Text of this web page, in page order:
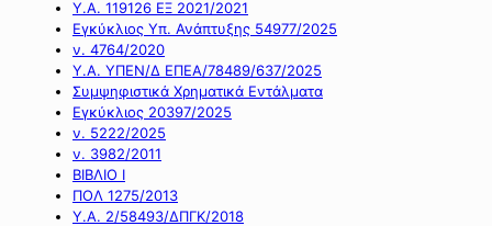
Υ.Α. 119126 ΕΞ 2021/2021
Εγκύκλιος Υπ. Ανάπτυξης 54977/2025
ν. 4764/2020
Υ.Α. ΥΠΕΝ/Δ ΕΠΕΑ/78489/637/2025
Συμψηφιστικά Χρηματικά Εντάλματα
Εγκύκλιος 20397/2025
ν. 5222/2025
ν. 3982/2011
ΒΙΒΛΙΟ Ι
ΠΟΛ 1275/2013
Υ.Α. 2/58493/ΔΠΓΚ/2018